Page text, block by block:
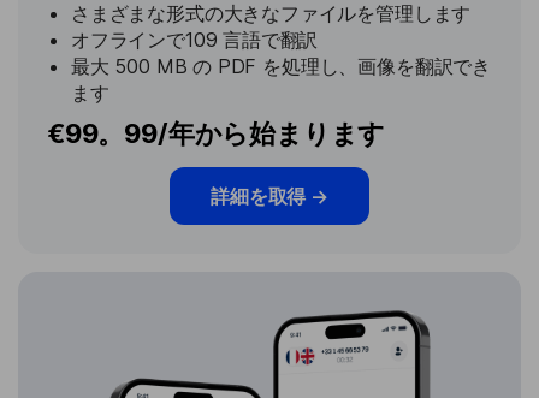
さまざまな形式の大きなファイルを管理します
オフラインで109 言語で翻訳
最大 500 MB の PDF を処理し、画像を翻訳でき
ます
€99。99/年から始まります
詳細を取得 →